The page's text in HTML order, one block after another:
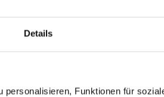
Details
Funktionen für
und -
Beratung zu
eine bundesweite Abfrage